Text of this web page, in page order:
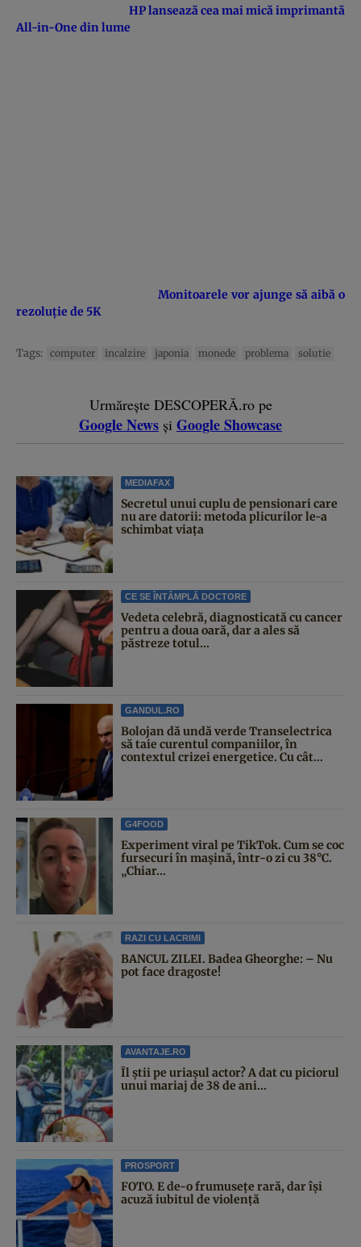
HP lansează cea mai mică imprimantă
All-in-One din lume
Monitoarele vor ajunge să aibă o
rezoluţie de 5K
Tags: computer incalzire japonia monede problema solutie
Urmărește DESCOPERĂ.ro pe
Google News și Google Showcase
MEDIAFAX
Secretul unui cuplu de pensionari care
nu are datorii: metoda plicurilor le-a
schimbat viața
CE SE ÎNTÂMPLĂ DOCTORE
Vedeta celebră, diagnosticată cu cancer
pentru a doua oară, dar a ales să
păstreze totul...
GANDUL.RO
Bolojan dă undă verde Transelectrica
să taie curentul companiilor, în
contextul crizei energetice. Cu cât...
G4FOOD
Experiment viral pe TikTok. Cum se coc
fursecuri în mașină, într-o zi cu 38°C.
„Chiar...
RAZI CU LACRIMI
BANCUL ZILEI. Badea Gheorghe: – Nu
pot face dragoste!
AVANTAJE.RO
Îl știi pe uriașul actor? A dat cu piciorul
unui mariaj de 38 de ani...
PROSPORT
FOTO. E de-o frumusețe rară, dar își
acuză iubitul de violență